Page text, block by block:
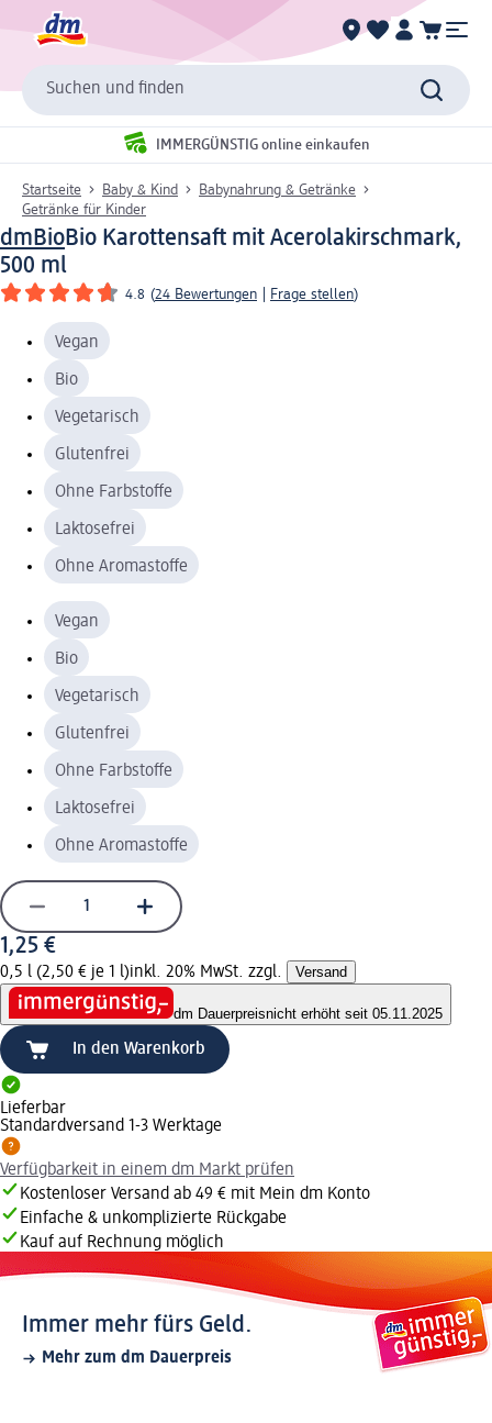
Suchen und finden
IMMERGÜNSTIG online einkaufen
Startseite Baby & Kind
Babynahrung & Getränke
Getränke für Kinder
dmBioBio Karottensaft mit Acerolakirschmark,
500 ml
4.8 (24 Bewertungen Frage stellen)
Vegan
Bio
Vegetarisch
Glutenfrei
Ohne Farbstoffe
Laktosefrei
Ohne Aromastoffe
Vegan
Bio
Vegetarisch
Glutenfrei
Ohne Farbstoffe
Laktosefrei
Ohne Aromastoffe
1,25 €
0,5 l (2,50 € je 1 l)inkl. 20% MwSt. zzgl. Versand
dm Dauerpreisnicht erhöht seit 05.11.2025
In den Warenkorb
Lieferbar
Standardversand 1-3 Werktage
Verfügbarkeit in einem dm Markt prüfen
Kostenloser Versand ab 49 € mit Mein dm Konto
Einfache & unkomplizierte Rückgabe
Kauf auf Rechnung möglich
Immer mehr fürs Geld.
Mehr zum dm Dauerpreis